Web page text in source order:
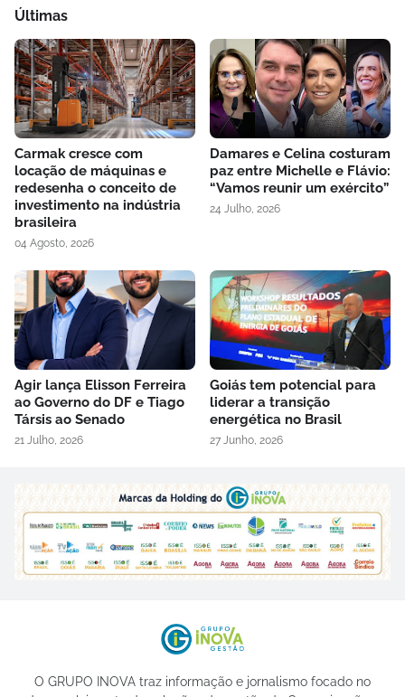
Últimas
Carmak cresce com
locação de máquinas e
redesenha o conceito de
investimento na indústria
brasileira
04 Agosto, 2026
Damares e Celina costuram
paz entre Michelle e Flávio:
“Vamos reunir um exército”
24 Julho, 2026
Agir lança Elisson Ferreira
ao Governo do DF e Tiago
Társis ao Senado
21 Julho, 2026
Goiás tem potencial para
liderar a transição
energética no Brasil
27 Junho, 2026
O GRUPO INOVA traz informação e jornalismo focado no